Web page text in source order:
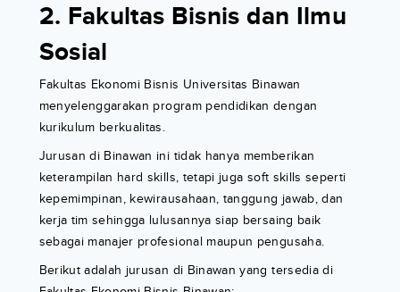
2. Fakultas Bisnis dan Ilmu
Sosial
Fakultas Ekonomi Bisnis Universitas Binawan
menyelenggarakan program pendidikan dengan
kurikulum berkualitas.
Jurusan di Binawan ini tidak hanya memberikan
keterampilan hard skills, tetapi juga soft skills seperti
kepemimpinan, kewirausahaan, tanggung jawab, dan
kerja tim sehingga lulusannya siap bersaing baik
sebagai manajer profesional maupun pengusaha.
Berikut adalah jurusan di Binawan yang tersedia di